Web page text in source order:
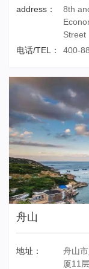
address：
8th
Street
电话/TEL：
400-
舟山
地址：
舟山
厦11层